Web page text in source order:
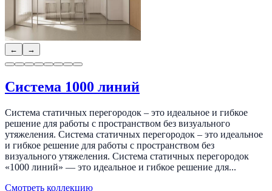
← →
Система 1000 линий
Система статичных перегородок – это идеальное и гибкое
решение для работы с пространством без визуального
утяжеления. Система статичных перегородок – это идеальное
и гибкое решение для работы с пространством без
визуального утяжеления. Система статичных перегородок
«1000 линий» — это идеальное и гибкое решение для...
Смотреть коллекцию